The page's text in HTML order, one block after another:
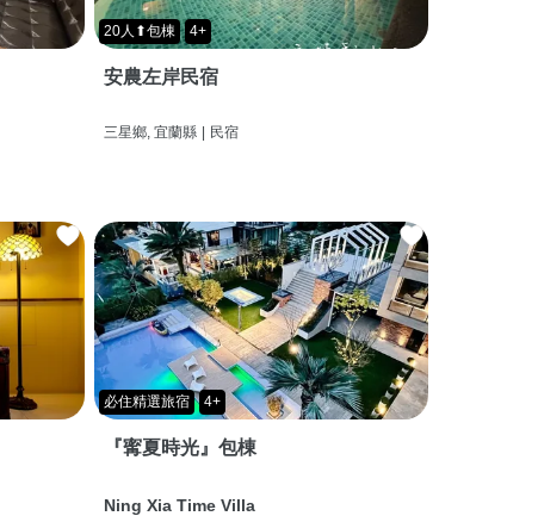
20人⬆包棟 4+
安農左岸民宿
三星鄉, 宜蘭縣 | 民宿
必住精選旅宿 4+
『寗夏時光』包棟
Ning Xia Time Villa